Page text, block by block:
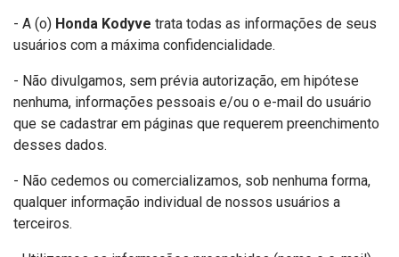
- A (o) Honda Kodyve trata todas as informações de seus
usuários com a máxima confidencialidade.
- Não divulgamos, sem prévia autorização, em hipótese
nenhuma, informações pessoais e/ou o e-mail do usuário
que se cadastrar em páginas que requerem preenchimento
desses dados.
- Não cedemos ou comercializamos, sob nenhuma forma,
qualquer informação individual de nossos usuários a
terceiros.